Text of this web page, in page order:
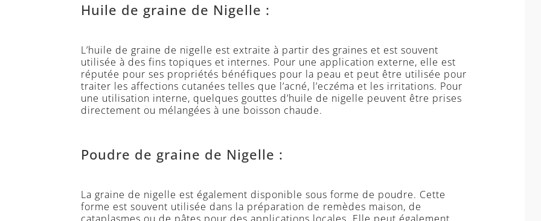
Huile de graine de Nigelle :
L’huile de graine de nigelle est extraite à partir des graines et est souvent
utilisée à des fins topiques et internes. Pour une application externe, elle est
réputée pour ses propriétés bénéfiques pour la peau et peut être utilisée pour
traiter les affections cutanées telles que l’acné, l’eczéma et les irritations. Pour
une utilisation interne, quelques gouttes d’huile de nigelle peuvent être prises
directement ou mélangées à une boisson chaude.
Poudre de graine de Nigelle :
La graine de nigelle est également disponible sous forme de poudre. Cette
forme est souvent utilisée dans la préparation de remèdes maison, de